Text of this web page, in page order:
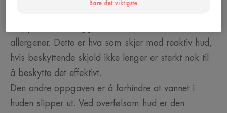
allergener. Dette er hva som skjer med reaktiv hud,
hvis beskyttende skjold ikke lenger er sterkt nok til
å beskytte det effektivt.
Den andre oppgaven er å forhindre at vannet i
huden slipper ut. Ved overfølsom hud er den
Bare det viktigste